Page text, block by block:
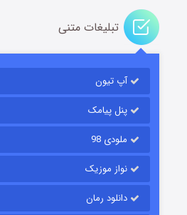
تبلیغات متنی
آپ تیون
پنل پیامک
ملودی 98
نواز موزیک
دانلود رمان